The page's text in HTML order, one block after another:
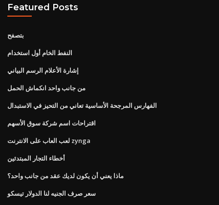
Featured Posts
بتصفح
النفط الخام أول استخدام
إشارة الأعلام الرسم البياني
من جانب واحد انكماش الحمل
الفهارس المرجحة الأساسية تعاني من التحيز في الاستبدال
اقتراحات اسم شركة سوق الأسهم
لعب العاب على الانترنت zynga
أخطاء التجار المبتدئين
ماذا يعني أن يكون لديك عقد من جانب واحد؟
سعر صرف الجنيه لنا الدولار تيسكو